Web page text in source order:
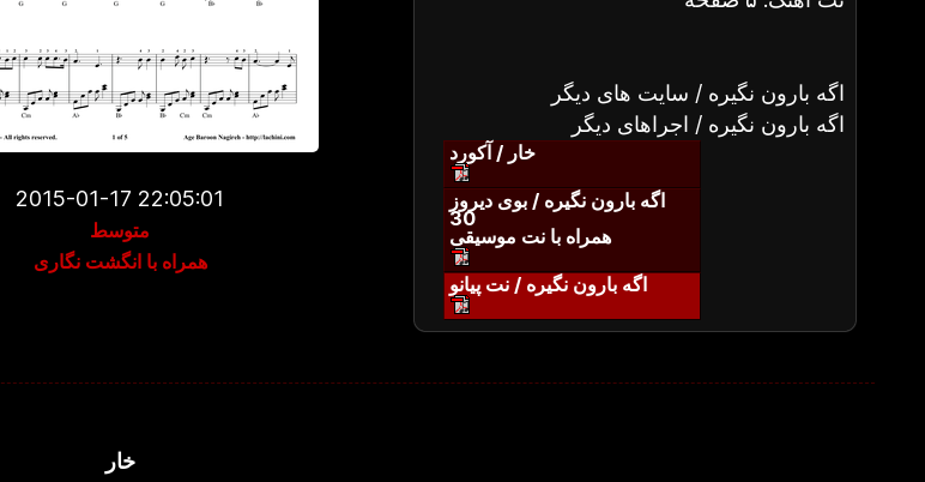
2015-01-17 22:05:01
متوسط
همراه با انگشت نگاری
اگه بارون نگیره / سایت های دیگر
اگه بارون نگیره / اجراهای دیگر
خار / آکورد
اگه بارون نگیره / بوی دیروز
30
همراه با نت موسیقی
اگه بارون نگیره / نت پیانو
خار